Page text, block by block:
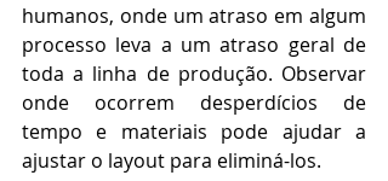
humanos, onde um atraso em algum
processo leva a um atraso geral de
toda a linha de produção. Observar
onde ocorrem desperdícios de
tempo e materiais pode ajudar a
ajustar o layout para eliminá-los.